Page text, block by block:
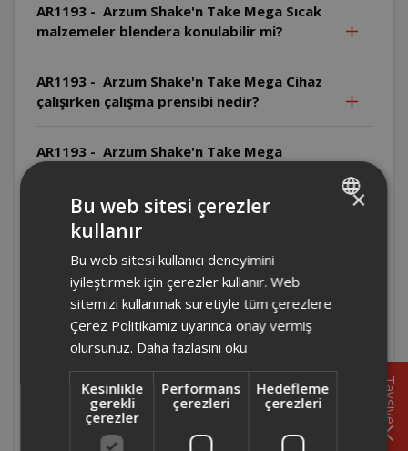
AR1193 - Arzum Shake'n Take Mega Sıcak
malzemeler blendera konulabilir mi?
AR1193 - Arzum Shake'n Take Mega Cihaz
çalışırken çalışma prensibi nedir?
AR1193 - Arzum Shake'n Take Mega
AR1193 - Arzum Shake'n Take Mega
Temizlikte hangi malzemeler
kullanılmamalıdır?
AR1193 - Arzum Shake'n Take Mega Bıçak
nasıl temizlenmelidir?
AR1193 - Arzum Shake'n Take Mega
Temizlik öncesi ne yapılmalıdır?
Tavsiye
×
Bu web sitesi çerezler
kullanır
Bu web sitesi kullanıcı deneyimini
iyileştirmek için çerezler kullanır. Web
sitemizi kullanmak suretiyle tüm çerezlere
Çerez Politikamız uyarınca onay vermiş
olursunuz. Daha fazlasını oku
Kesinlikle
gerekli
çerezler
Performans
çerezleri
Hedefleme
çerezleri